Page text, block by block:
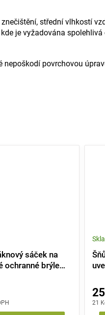
sáček na
ochranné brýle
21
střední vlhkostí
je vyžadována spolehlivá
nepoškodí povrchovou